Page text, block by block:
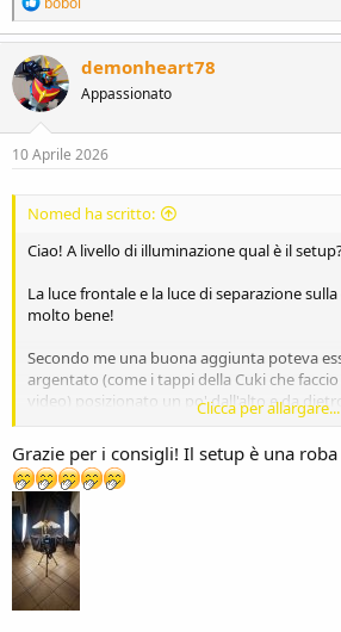
e
a
c
t
i
o
n
s
demonheart78
Appassionato
10 Aprile 2026
Nomed ha scritto:
Ciao! A livello di illuminazione qual è il
La luce frontale e la luce di separazione
molto bene!
Secondo me una buona aggiunta poteva
argentato (come i tappi della Cuki che
video) posizionato un po' dall'alto e da
frontale e illuminare la parte a sinistra
che va un po' a perdersi con lo sfondo:
Vedi l'allegato 48818
La cosa interessante che ho sempre
pupazzetti e action figure è che si possono
allenare) con tutte le tecniche utilizzate nella
Clicca per allargare...
Grazie per i consigli! Il setup è una